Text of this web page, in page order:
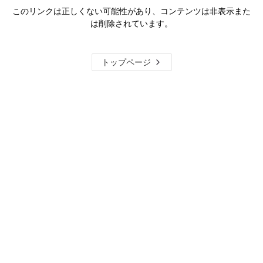
このリンクは正しくない可能性があり、コンテンツは非表示また
は削除されています。
トップページ